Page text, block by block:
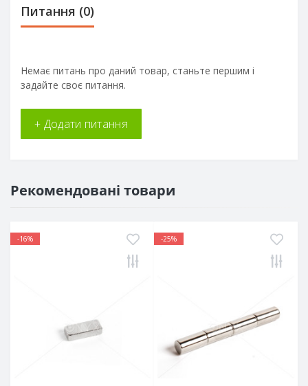
Питання (0)
Немає питань про даний товар, станьте першим і
задайте своє питання.
+ Додати питання
Рекомендовані товари
-16% -25%